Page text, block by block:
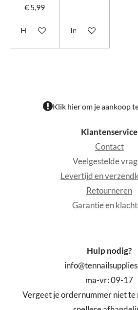
€ 5,99
Houd mij op de hoogte
In winkelwagen
Klik hier om je aankoop
Klantenservice
Contact
Veelgestelde
Levertijd en
Retourneren
Garantie en
Hulp nodig?
ma-vr: 09-17
Vergeet je ordernummer niet te